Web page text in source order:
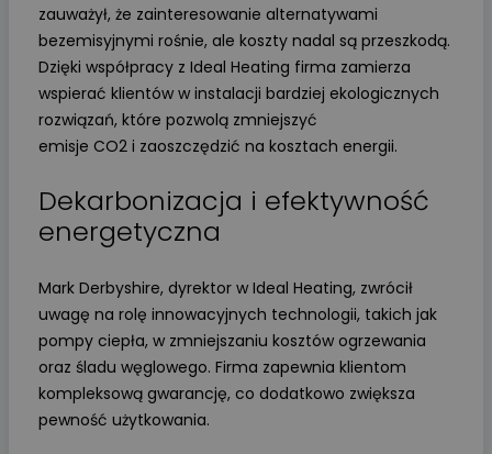
zauważył, że zainteresowanie alternatywami
bezemisyjnymi rośnie, ale koszty nadal są przeszkodą.
Dzięki współpracy z Ideal Heating firma zamierza
wspierać klientów w instalacji bardziej ekologicznych
rozwiązań, które pozwolą zmniejszyć
emisje CO2 i zaoszczędzić na kosztach energii.
Dekarbonizacja i efektywność
energetyczna
Mark Derbyshire, dyrektor w Ideal Heating, zwrócił
uwagę na rolę innowacyjnych technologii, takich jak
pompy ciepła, w zmniejszaniu kosztów ogrzewania
oraz śladu węglowego. Firma zapewnia klientom
kompleksową gwarancję, co dodatkowo zwiększa
pewność użytkowania.